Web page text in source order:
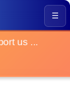
☰
us ...